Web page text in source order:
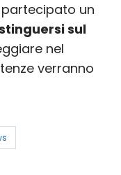
un
sul
nel
verranno